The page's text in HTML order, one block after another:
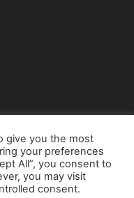
give you the most
your preferences
All”, you consent to
you may visit
consent.